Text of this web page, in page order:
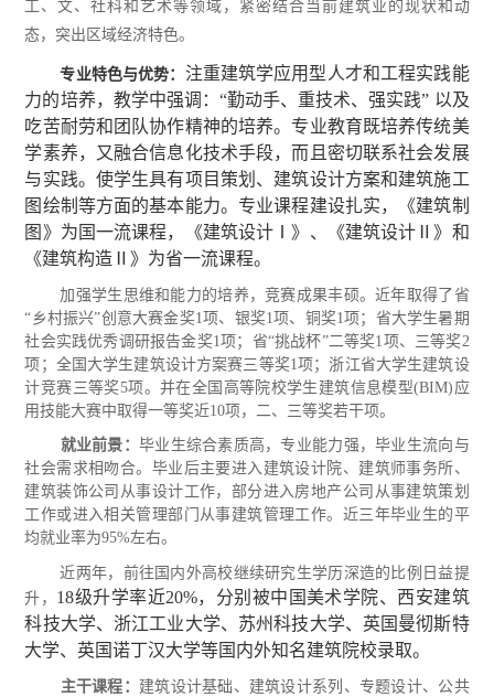
工、文、社科和艺术等领域，紧密结合当前建筑业的现状和动
态，突出区域经济特色。
专业特色与优势： 注重建筑学应用型人才和工程实践能
力的培养，教学中强调：“勤动手、重技术、强实践” 以及
吃苦耐劳和团队协作精神的培养。专业教育既培养传统美
学素养，又融合信息化技术手段，而且密切联系社会发展
与实践。使学生具有项目策划、建筑设计方案和建筑施工
图绘制等方面的基本能力。专业课程建设扎实，《建筑制
图》为国一流课程，《建筑设计Ⅰ》、《建筑设计Ⅱ》和
《建筑构造Ⅱ》为省一流课程。
加强学生思维和能力的培养，竞赛成果丰硕。近年取得了省
“乡村振兴”创意大赛金奖1项、银奖1项、铜奖1项；省大学生暑期
社会实践优秀调研报告金奖1项；省“挑战杯”二等奖1项、三等奖2
项；全国大学生建筑设计方案赛三等奖1项；浙江省大学生建筑设
计竞赛三等奖5项。并在全国高等院校学生建筑信息模型(BIM)应
用技能大赛中取得一等奖近10项，二、三等奖若干项。
就业前景： 毕业生综合素质高，专业能力强，毕业生流向与
社会需求相吻合。毕业后主要进入建筑设计院、建筑师事务所、
建筑装饰公司从事设计工作，部分进入房地产公司从事建筑策划
工作或进入相关管理部门从事建筑管理工作。近三年毕业生的平
均就业率为95%左右。
近两年，前往国内外高校继续研究生学历深造的比例日益提
升， 18级升学率近20%，分别被中国美术学院、西安建筑
科技大学、浙江工业大学、苏州科技大学、英国曼彻斯特
大学、英国诺丁汉大学等国内外知名建筑院校录取。
主干课程： 建筑设计基础、建筑设计系列、专题设计、公共